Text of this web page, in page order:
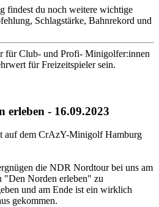
findest du noch weitere wichtige
Schlagstärke, Bahnrekord und
für Club- und Profi- Minigolfer:innen
für Freizeitspieler sein.
- 16.09.2023
auf dem CrAzY-Minigolf Hamburg
die NDR Nordtour bei uns am
"Den Norden erleben" zu
und am Ende ist ein wirklich
gekommen.